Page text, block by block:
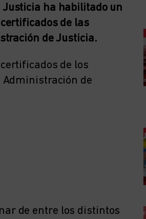
Justicia ha habilitado un
de las
de Justicia.
de los
Administración de
de entre los distintos